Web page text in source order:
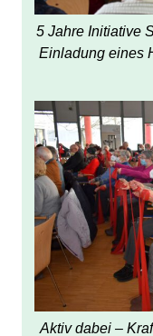
5 Jahre Initiative
Einladung eines
Aktiv dabei –